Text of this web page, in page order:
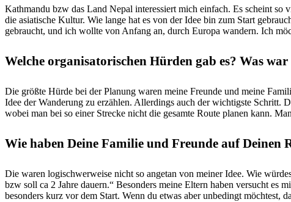
Kathmandu bzw das Land Nepal interessiert mich einfach. Es scheint so
die asiatische Kultur. Wie lange hat es von der Idee bin zum Start
gebraucht, und ich wollte von Anfang an, durch Europa wandern. Ich
Welche organisatorischen Hürden gab es? Was
Die größte Hürde bei der Planung waren meine Freunde und meine
Idee der Wanderung zu erzählen. Allerdings auch der wichtigste Schritt.
wobei man bei so einer Strecke nicht die gesamte Route planen kann.
Wie haben Deine Familie und Freunde auf Deinen
Die waren logischwerweise nicht so angetan von meiner Idee. Wie
bzw soll ca 2 Jahre dauern.“ Besonders meine Eltern haben versucht es
besonders kurz vor dem Start. Wenn du etwas aber unbedingt möchtest,